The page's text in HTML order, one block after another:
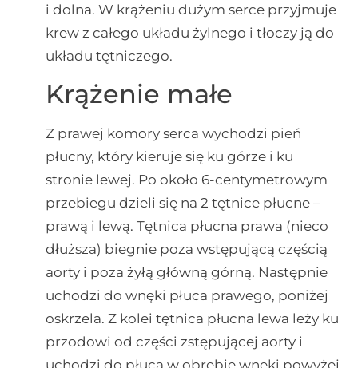
i dolna. W krążeniu dużym serce przyjmuje
krew z całego układu żylnego i tłoczy ją do
układu tętniczego.
Krążenie małe
Z prawej komory serca wychodzi pień
płucny, który kieruje się ku górze i ku
stronie lewej. Po około 6-centymetrowym
przebiegu dzieli się na 2 tętnice płucne –
prawą i lewą. Tętnica płucna prawa (nieco
dłuższa) biegnie poza wstępującą częścią
aorty i poza żyłą główną górną. Następnie
uchodzi do wnęki płuca prawego, poniżej
oskrzela. Z kolei tętnica płucna lewa leży ku
przodowi od części zstępującej aorty i